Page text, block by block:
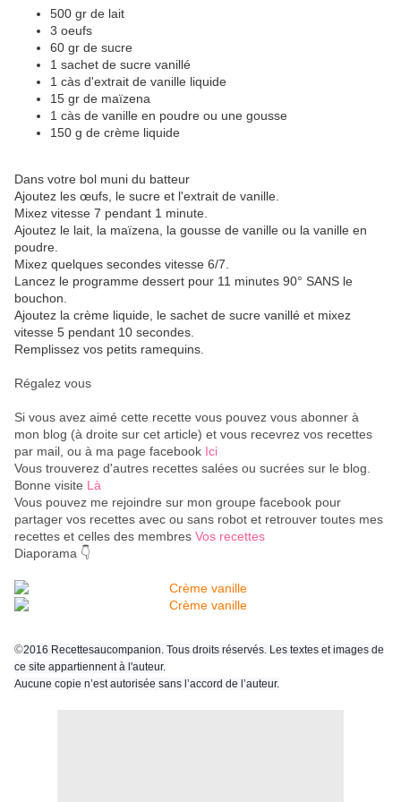
500 gr de lait
3 oeufs
60 gr de sucre
1 sachet de sucre vanillé
1 càs d'extrait de vanille liquide
15 gr de maïzena
1 càs de vanille en poudre ou une gousse
150 g de crème liquide
Dans votre bol muni du batteur
Ajoutez les œufs, le sucre et l'extrait de vanille.
Mixez vitesse 7 pendant 1 minute.
Ajoutez le lait, la maïzena, la gousse de vanille ou la vanille en
poudre.
Mixez quelques secondes vitesse 6/7.
Lancez le programme dessert pour 11 minutes 90° SANS le
bouchon.
Ajoutez la crème liquide, le sachet de sucre vanillé et mixez
vitesse 5 pendant 10 secondes.
Remplissez vos petits ramequins.
Régalez vous
Si vous avez aimé cette recette vous pouvez vous abonner à
mon blog (à droite sur cet article) et vous recevrez vos recettes
par mail, ou à ma page facebook Ici
Vous trouverez d'autres recettes salées ou sucrées sur le blog.
Bonne visite Là
Vous pouvez me rejoindre sur mon groupe facebook pour
partager vos recettes avec ou sans robot et retrouver toutes mes
recettes et celles des membres Vos recettes
Diaporama 👇
©2016 Recettesaucompanion. Tous droits réservés. Les textes et images de
ce site appartiennent à l'auteur.
Aucune copie n’est autorisée sans l’accord de l’auteur.